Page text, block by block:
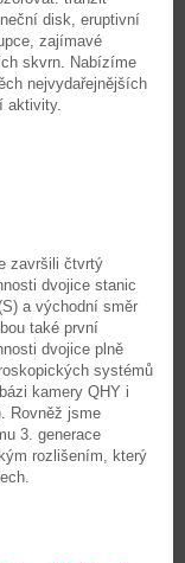
disk, eruptivní
zajímavé
skvrn. Nabízíme
nejvydařejnějších
aktivity.
završili čtvrtý
dvojice stanic
a východní směr
také první
dvojice plně
systémů
kamery QHY i
Rovněž jsme
3. generace
rozlišením, který